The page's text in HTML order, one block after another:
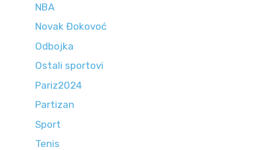
NBA
Novak Đokovoć
Odbojka
Ostali sportovi
Pariz2024
Partizan
Sport
Tenis